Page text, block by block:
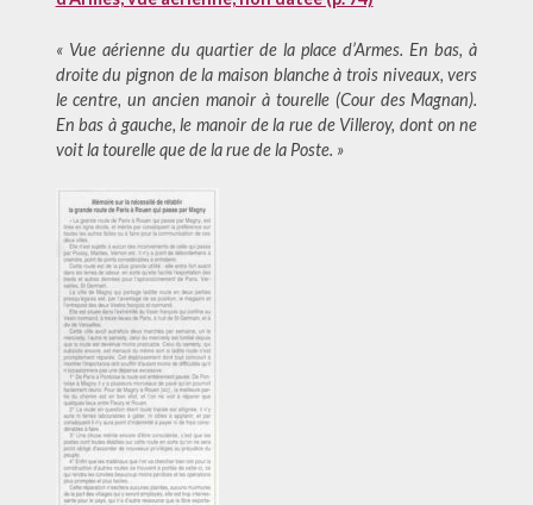
« Vue aérienne du quartier de la place d’Armes. En bas, à
droite du pignon de la maison blanche à trois niveaux, vers
le centre, un ancien manoir à tourelle (Cour des Magnan).
En bas à gauche, le manoir de la rue de Villeroy, dont on ne
voit la tourelle que de la rue de la Poste. »